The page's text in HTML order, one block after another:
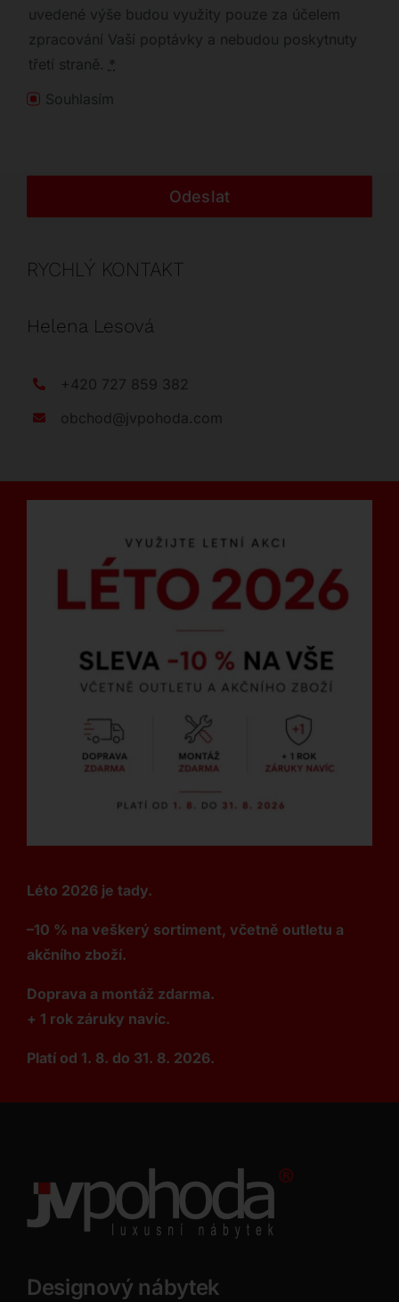
uvedené výše budou využity pouze za účelem
zpracování Vaší poptávky a nebudou poskytnuty
třetí straně. *
Souhlasím
Odeslat
RYCHLÝ KONTAKT
Helena Lesová
+420 727 859 382
obchod@jvpohoda.com
Léto 2026 je tady.
–10 % na veškerý sortiment, včetně outletu a
akčního zboží.
Doprava a montáž zdarma.
+ 1 rok záruky navíc.
Platí od 1. 8. do 31. 8. 2026.
Designový nábytek